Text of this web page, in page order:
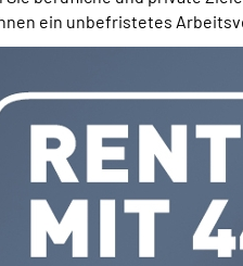
ein unbefristetes